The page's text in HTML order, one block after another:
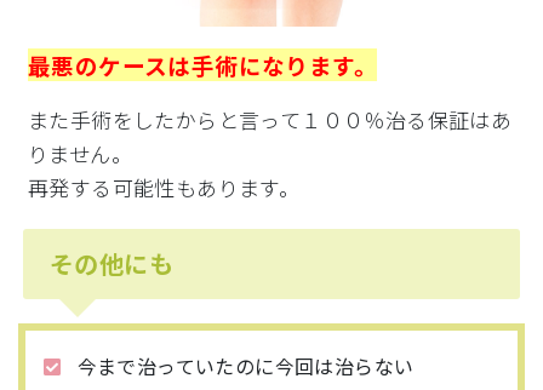
最悪のケースは手術になります。
また手術をしたからと言って１００％治る保証はあ
りません。
再発する可能性もあります。
その他にも
今まで治っていたのに今回は治らない